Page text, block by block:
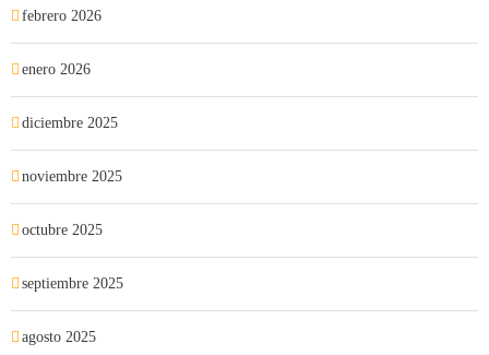
febrero 2026
enero 2026
diciembre 2025
noviembre 2025
octubre 2025
septiembre 2025
agosto 2025